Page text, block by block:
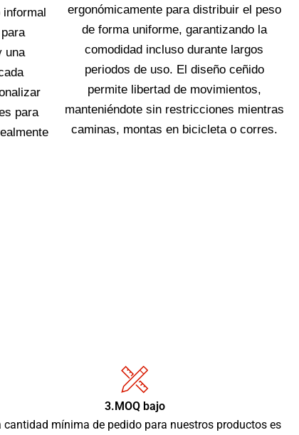
informal
una
para
ergonómicamente para distribuir el peso
de forma uniforme, garantizando la
comodidad incluso durante largos
periodos de uso. El diseño ceñido
permite libertad de movimientos,
manteniéndote sin restricciones mientras
caminas, montas en bicicleta o corres.
3.MOQ bajo
cantidad mínima de pedido para nuestros productos es